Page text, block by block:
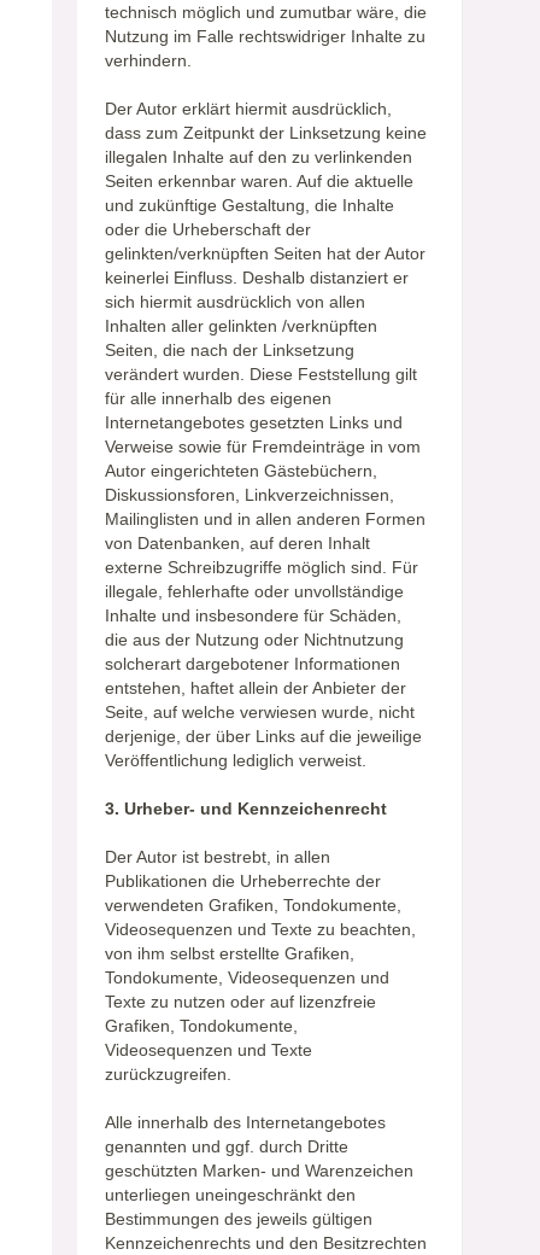
technisch möglich und zumutbar wäre, die
Nutzung im Falle rechtswidriger Inhalte zu
verhindern.
Der Autor erklärt hiermit ausdrücklich,
dass zum Zeitpunkt der Linksetzung keine
illegalen Inhalte auf den zu verlinkenden
Seiten erkennbar waren. Auf die aktuelle
und zukünftige Gestaltung, die Inhalte
oder die Urheberschaft der
gelinkten/verknüpften Seiten hat der Autor
keinerlei Einfluss. Deshalb distanziert er
sich hiermit ausdrücklich von allen
Inhalten aller gelinkten /verknüpften
Seiten, die nach der Linksetzung
verändert wurden. Diese Feststellung gilt
für alle innerhalb des eigenen
Internetangebotes gesetzten Links und
Verweise sowie für Fremdeinträge in vom
Autor eingerichteten Gästebüchern,
Diskussionsforen, Linkverzeichnissen,
Mailinglisten und in allen anderen Formen
von Datenbanken, auf deren Inhalt
externe Schreibzugriffe möglich sind. Für
illegale, fehlerhafte oder unvollständige
Inhalte und insbesondere für Schäden,
die aus der Nutzung oder Nichtnutzung
solcherart dargebotener Informationen
entstehen, haftet allein der Anbieter der
Seite, auf welche verwiesen wurde, nicht
derjenige, der über Links auf die jeweilige
Veröffentlichung lediglich verweist.
3. Urheber- und Kennzeichenrecht
Der Autor ist bestrebt, in allen
Publikationen die Urheberrechte der
verwendeten Grafiken, Tondokumente,
Videosequenzen und Texte zu beachten,
von ihm selbst erstellte Grafiken,
Tondokumente, Videosequenzen und
Texte zu nutzen oder auf lizenzfreie
Grafiken, Tondokumente,
Videosequenzen und Texte
zurückzugreifen.
Alle innerhalb des Internetangebotes
genannten und ggf. durch Dritte
geschützten Marken- und Warenzeichen
unterliegen uneingeschränkt den
Bestimmungen des jeweils gültigen
Kennzeichenrechts und den Besitzrechten